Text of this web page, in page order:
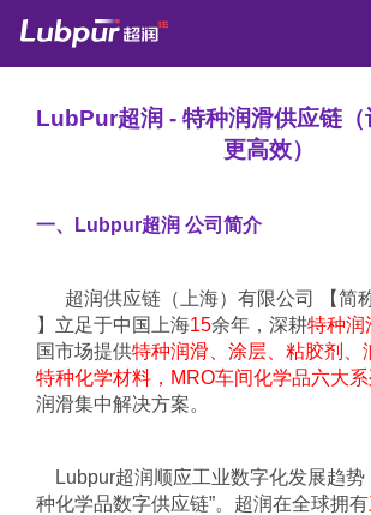
LubPur超润 - 特种润滑供应链（
更高效）
一、Lubpur超润 公司简介
超润供应链（上海）有限公司 【简
】立足于中国上海15余年，深耕特种润
国市场提供特种润滑、涂层、粘胶剂、
特种化学材料，MRO车间化学品六大
润滑集中解决方案。
Lubpur超润顺应工业数字化发展趋势
种化学品数字供应链”。超润在全球拥有